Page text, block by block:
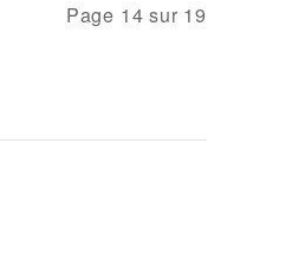
Page 14 sur 19